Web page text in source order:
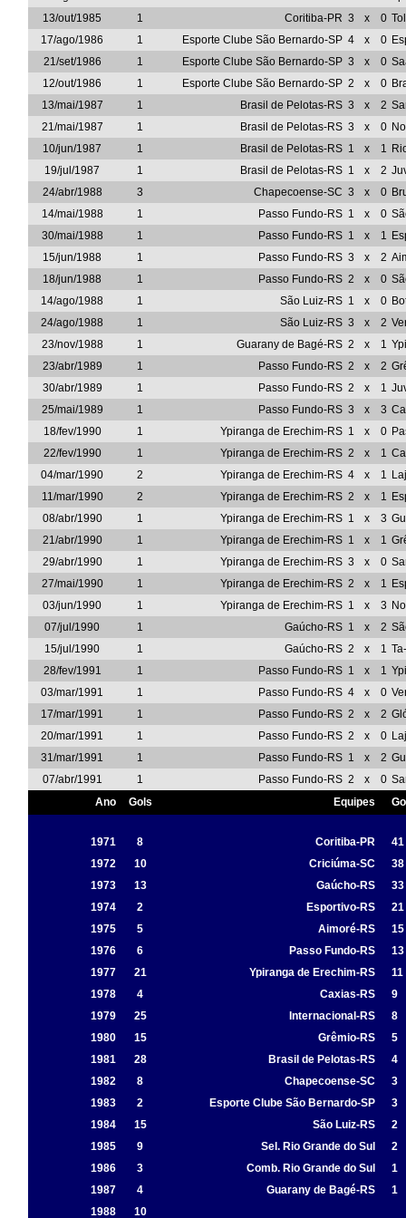
13/out/1985
1 Coritiba-PR 3 x 0
17/ago/1986
1 Esporte Clube São Bernardo-SP 4 x 0
21/set/1986
1 Esporte Clube São Bernardo-SP 3 x 0
12/out/1986
1 Esporte Clube São Bernardo-SP 2 x 0
13/mai/1987
1 Brasil de Pelotas-RS 3 x 2
21/mai/1987
1 Brasil de Pelotas-RS 3 x 0
10/jun/1987
1 Brasil de Pelotas-RS 1 x 1
19/jul/1987
1 Brasil de Pelotas-RS 1 x 2
24/abr/1988
3 Chapecoense-SC 3 x 0
14/mai/1988
1 Passo Fundo-RS 1 x 0
30/mai/1988
1 Passo Fundo-RS 1 x 1
15/jun/1988
1 Passo Fundo-RS 3 x 2
18/jun/1988
1 Passo Fundo-RS 2 x 0
14/ago/1988
1 São Luiz-RS 1 x 0
24/ago/1988
1 São Luiz-RS 3 x 2
23/nov/1988
1 Guarany de Bagé-RS 2 x 1
23/abr/1989
1 Passo Fundo-RS 2 x 2
30/abr/1989
1 Passo Fundo-RS 2 x 1
25/mai/1989
1 Passo Fundo-RS 3 x 3
18/fev/1990
1 Ypiranga de Erechim-RS 1 x 0
22/fev/1990
1 Ypiranga de Erechim-RS 2 x 1
04/mar/1990
2 Ypiranga de Erechim-RS 4 x 1
11/mar/1990
2 Ypiranga de Erechim-RS 2 x 1
08/abr/1990
1 Ypiranga de Erechim-RS 1 x 3
21/abr/1990
1 Ypiranga de Erechim-RS 1 x 1
29/abr/1990
1 Ypiranga de Erechim-RS 3 x 0
27/mai/1990
1 Ypiranga de Erechim-RS 2 x 1
03/jun/1990
1 Ypiranga de Erechim-RS 1 x 3
07/jul/1990
1 Gaúcho-RS 1 x 2
15/jul/1990
1 Gaúcho-RS 2 x 1
28/fev/1991
1 Passo Fundo-RS 1 x 1
03/mar/1991
1 Passo Fundo-RS 4 x 0
17/mar/1991
1 Passo Fundo-RS 2 x 2
20/mar/1991
1 Passo Fundo-RS 2 x 0
31/mar/1991
1 Passo Fundo-RS 1 x 2
07/abr/1991
1 Passo Fundo-RS 2 x 0
Ano
Gols Equipes
1971 8 Coritiba-PR
41
1972
10 Criciúma-SC
38
1973
13 Gaúcho-RS
33
1974
2 Esportivo-RS
21
1975
5 Aimoré-RS
15
1976
6 Passo Fundo-RS
13
1977
21 Ypiranga de Erechim-RS
11
1978
4 Caxias-RS
9
1979
25 Internacional-RS
8
1980
15 Grêmio-RS
5
1981
28 Brasil de Pelotas-RS
4
1982
8 Chapecoense-SC
3
1983
2 Esporte Clube São Bernardo-SP
3
1984
15 São Luiz-RS
2
1985
9 Sel. Rio Grande do Sul
2
1986
3 Comb. Rio Grande do Sul
1
1987
4 Guarany de Bagé-RS
1
1988
10